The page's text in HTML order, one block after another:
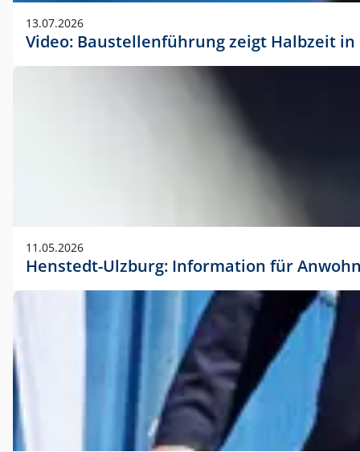
13.07.2026
Video: Baustellenführung zeigt Halbzeit
11.05.2026
Henstedt-Ulzburg: Information für